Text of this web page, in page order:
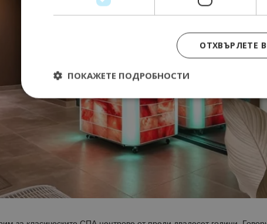
ОТХВЪРЛЕТЕ
ПОКАЖЕТЕ ПОДРОБНОСТИ
Строго необходимо Ефективност
Строго необходимите бисквитки позволяват основната
управление на акаунта. Уебсайтът не може да се използва
Валиден
до
cookie_notice_accepted
lisandraramos.com
7 дни